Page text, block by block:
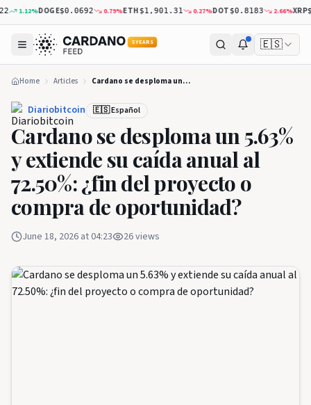
%DOGE$0.0692 0.79%ETH$1,901.31 0.27%DOT$0.8183 2.66%XRP$1.04
5 YEARS 🇪🇸
Home Articles Cardano se desploma un 5.63% y extiende su caída anual al 72.50%: ¿fin del proyecto o compra de oportunidad?
Diariobitcoin 🇪🇸 Español
Cardano se desploma un 5.63%
y extiende su caída anual al
72.50%: ¿fin del proyecto o
compra de oportunidad?
June 18, 2026 at 04:23 26views